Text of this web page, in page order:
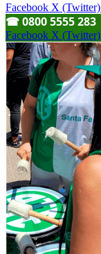
Facebook X (Twitter)
☎︎ 0800 5555 283
Facebook X (Twitter)